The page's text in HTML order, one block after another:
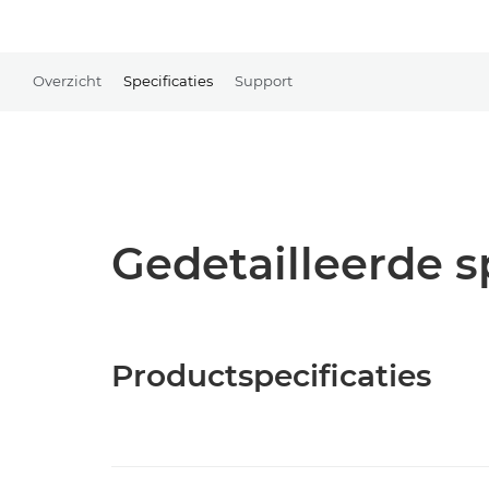
Overzicht Specificaties Support
Gedetailleerde
Productspecificaties